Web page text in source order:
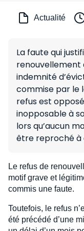
Actualité
La faute qui
renouvellement
indemnité
commise par le
refus est
inopposable à
lors qu’aucun
être reproché à
Le refus de
motif grave et
commis une faute.
Toutefois, le refus
été précédé d’une